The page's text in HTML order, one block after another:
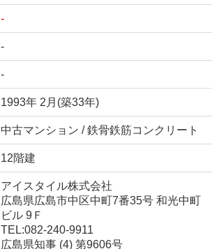
-
-
-
1993年 2月(築33年)
中古マンション / 鉄骨鉄筋コンクリート
12階建
アイスタイル株式会社
広島県広島市中区中町7番35号 和光中町
ビル 9Ｆ
TEL:082-240-9911
広島県知事 (4) 第9606号